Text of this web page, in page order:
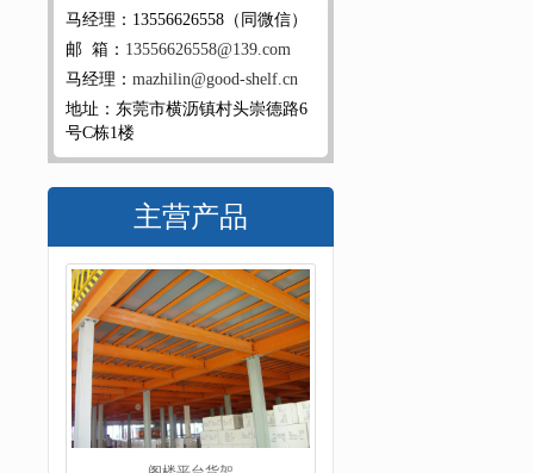
马经理：13556626558（同微信）
邮 箱： 13556626558@139.com
马经理： mazhilin@good-shelf.cn
地址：东莞市横沥镇村头崇德路6
号C栋1楼
主营产品
阁楼平台货架